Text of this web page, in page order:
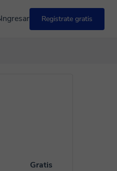
Ingresar Registrate gratis
Gratis